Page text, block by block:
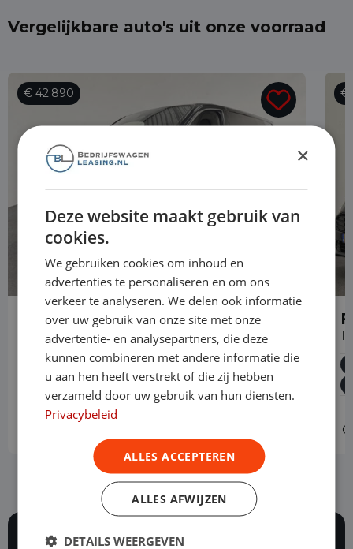
Vergelijkbare auto's uit onze voorraad
€ 42.890
Ford Transit Custom
320 2.0 TDCI L2H1 Limited Automaat
Diesel Automaat 200 km 2024
Asten
L2H1
€
×
Deze website maakt gebruik van
cookies.
We gebruiken cookies om inhoud en
advertenties te personaliseren en om ons
verkeer te analyseren. We delen ook informatie
over uw gebruik van onze site met onze
advertentie- en analysepartners, die deze
kunnen combineren met andere informatie die
u aan hen heeft verstrekt of die zij hebben
verzameld door uw gebruik van hun diensten.
Privacybeleid
ALLES ACCEPTEREN
ALLES AFWIJZEN
DETAILS WEERGEVEN